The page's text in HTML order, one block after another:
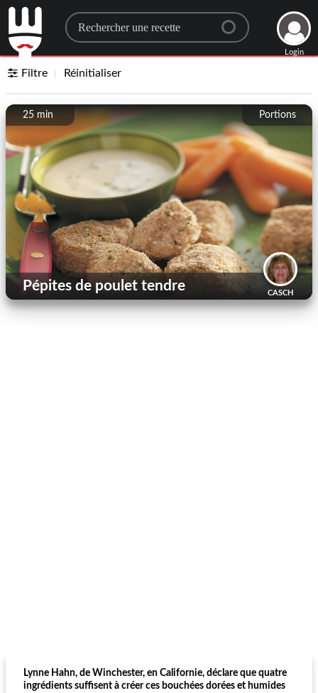
Search for a recipe
Login
Filtre Réinitialiser
Portions
25 min
CASCH
Pépites de poulet tendre
Lynne Hahn, de Winchester, en Californie, déclare que quatre
ingrédients suffisent à créer ces bouchées dorées et humides